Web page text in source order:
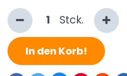
Stck.
In den Korb!